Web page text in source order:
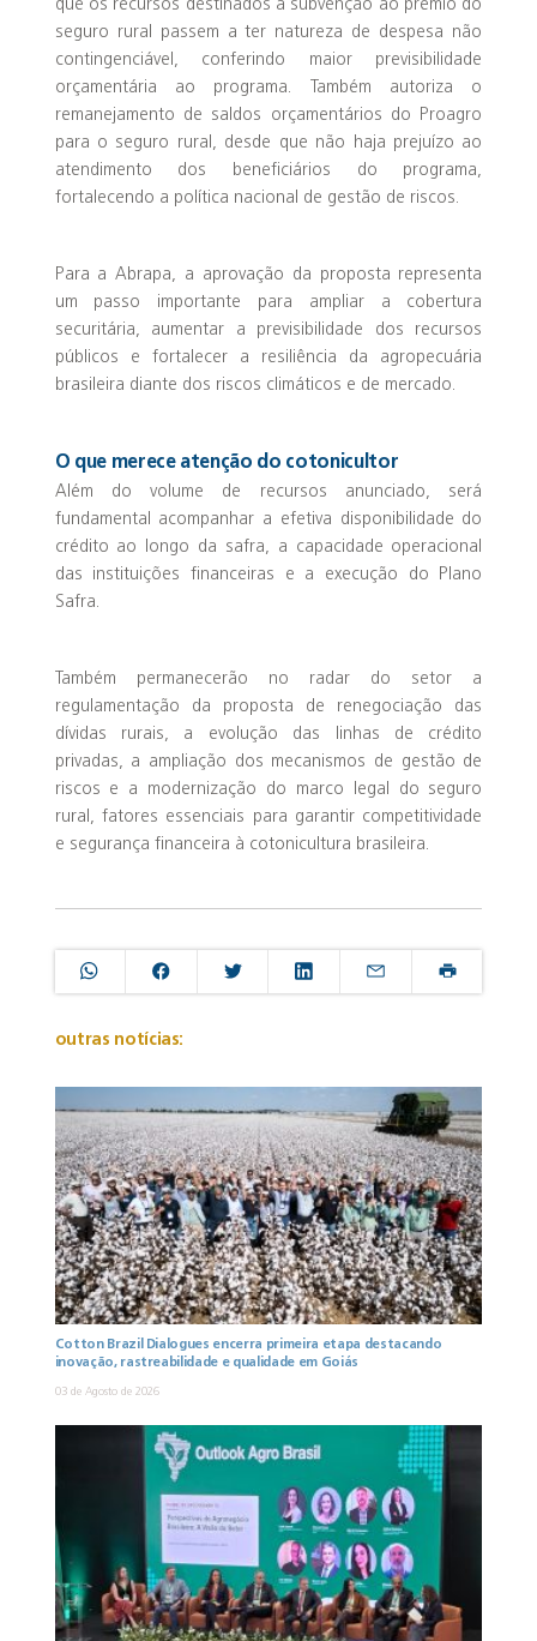
que os recursos destinados à subvenção ao prêmio do
seguro rural passem a ter natureza de despesa não
contingenciável, conferindo maior previsibilidade
orçamentária ao programa. Também autoriza o
remanejamento de saldos orçamentários do Proagro
para o seguro rural, desde que não haja prejuízo ao
atendimento dos beneficiários do programa,
fortalecendo a política nacional de gestão de riscos.
Para a Abrapa, a aprovação da proposta representa
um passo importante para ampliar a cobertura
securitária, aumentar a previsibilidade dos recursos
públicos e fortalecer a resiliência da agropecuária
brasileira diante dos riscos climáticos e de mercado.
O que merece atenção do cotonicultor
Além do volume de recursos anunciado, será
fundamental acompanhar a efetiva disponibilidade do
crédito ao longo da safra, a capacidade operacional
das instituições financeiras e a execução do Plano
Safra.
Também permanecerão no radar do setor a
regulamentação da proposta de renegociação das
dívidas rurais, a evolução das linhas de crédito
privadas, a ampliação dos mecanismos de gestão de
riscos e a modernização do marco legal do seguro
rural, fatores essenciais para garantir competitividade
e segurança financeira à cotonicultura brasileira.
outras notícias:
Cotton Brazil Dialogues encerra primeira etapa destacando
inovação, rastreabilidade e qualidade em Goiás
03 de Agosto de 2026